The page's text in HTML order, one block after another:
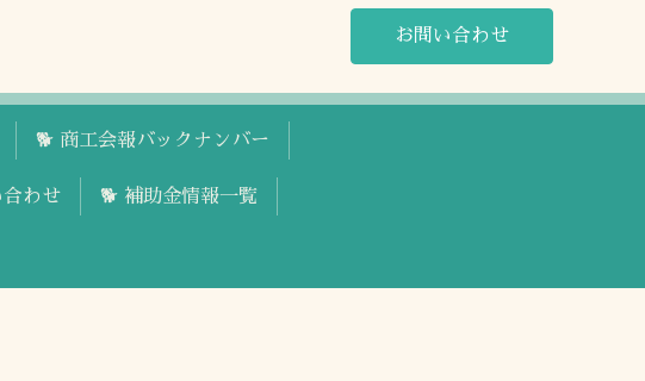
お問い合わせ
🐕 商工会報バックナンバー
わせ 🐕 補助金情報一覧